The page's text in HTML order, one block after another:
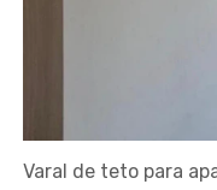
Varal de teto para